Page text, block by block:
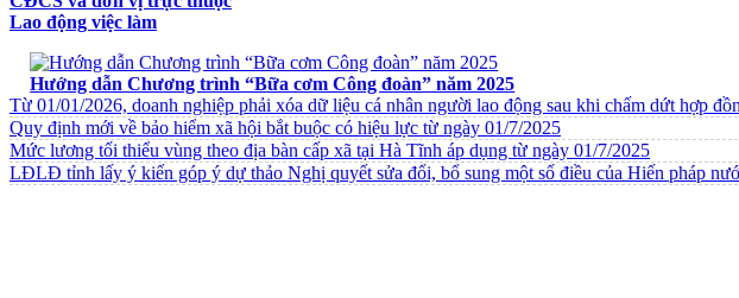
Lao động việc làm
Hướng dẫn Chương trình “Bữa cơm Công đoàn” năm 2025
Từ 01/01/2026, doanh nghiệp phải xóa dữ liệu cá nhân người lao động sau khi chấm dứt hợp
Quy định mới về bảo hiểm xã hội bắt buộc có hiệu lực từ ngày 01/7/2025
Mức lương tối thiểu vùng theo địa bàn cấp xã tại Hà Tĩnh áp dụng từ ngày 01/7/2025
LĐLĐ tỉnh lấy ý kiến góp ý dự thảo Nghị quyết sửa đổi, bổ sung một số điều của Hiến pháp